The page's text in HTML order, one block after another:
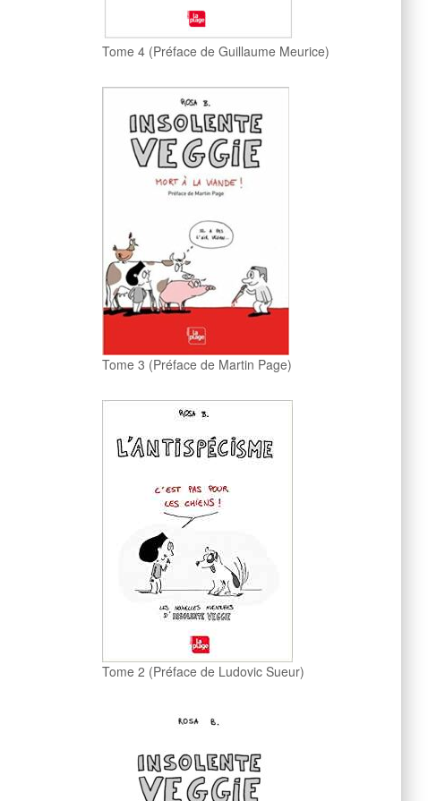
Tome 4 (Préface de Guillaume Meurice)
Tome 3 (Préface de Martin Page)
Tome 2 (Préface de Ludovic Sueur)